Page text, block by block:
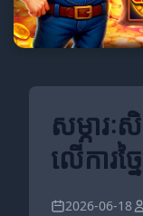
សម្ភារៈ
លើការច្
2026-06-18